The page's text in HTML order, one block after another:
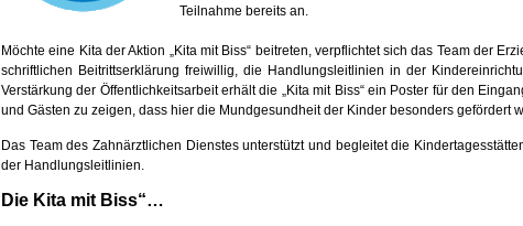
Teilnahme bereits an.
Möchte eine Kita der Aktion „Kita mit Biss“ beitreten, verpflichtet sich das Team der
schriftlichen Beitrittserklärung freiwillig, die Handlungsleitlinien in der
Verstärkung der Öffentlichkeitsarbeit erhält die „Kita mit Biss“ ein Poster für den
und Gästen zu zeigen, dass hier die Mundgesundheit der Kinder besonders gefördert
Das Team des Zahnärztlichen Dienstes unterstützt und begleitet die
der Handlungsleitlinien.
Die Kita mit Biss“…